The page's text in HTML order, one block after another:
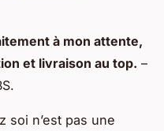
à mon attente,
et livraison au top. –
soi n’est pas une